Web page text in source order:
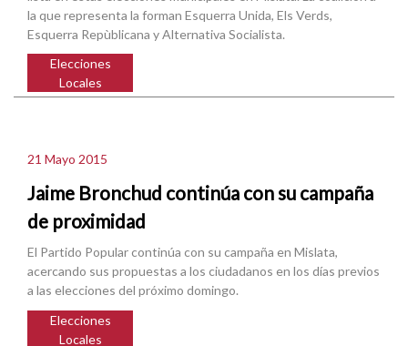
la que representa la forman Esquerra Unida, Els Verds,
Esquerra Repùblicana y Alternativa Socialista.
Elecciones
Locales
21 Mayo 2015
Jaime Bronchud continúa con su campaña
de proximidad
El Partido Popular continúa con su campaña en Mislata,
acercando sus propuestas a los ciudadanos en los días previos
a las elecciones del próximo domingo.
Elecciones
Locales